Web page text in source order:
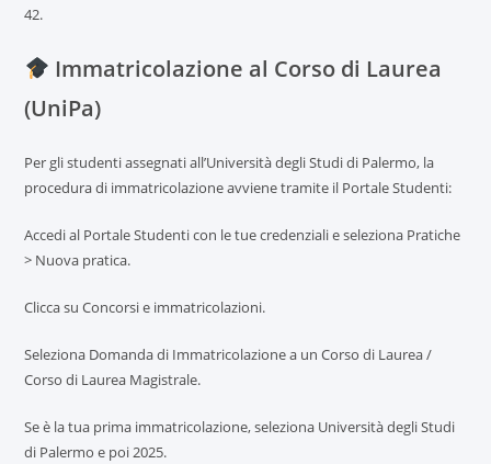
42.
Immatricolazione al Corso di Laurea
(UniPa)
Per gli studenti assegnati all’Università degli Studi di Palermo, la
procedura di immatricolazione avviene tramite il Portale Studenti:
Accedi al Portale Studenti con le tue credenziali e seleziona Pratiche
> Nuova pratica.
Clicca su Concorsi e immatricolazioni.
Seleziona Domanda di Immatricolazione a un Corso di Laurea /
Corso di Laurea Magistrale.
Se è la tua prima immatricolazione, seleziona Università degli Studi
di Palermo e poi 2025.